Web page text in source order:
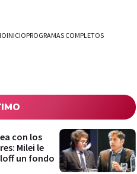
INICIOPROGRAMAS COMPLETOS
con los
Milei le
un fondo